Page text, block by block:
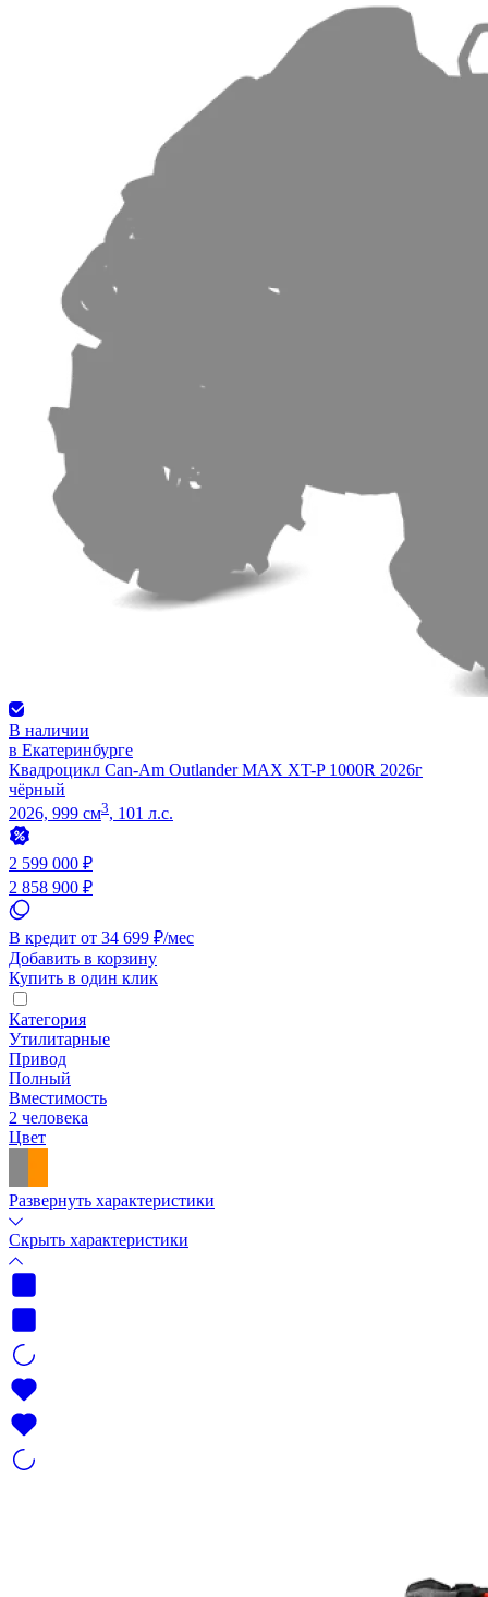
В наличии
в Екатеринбурге
Квадроцикл Can-Am Outlander MAX XT-P 1000R 2026г
чёрный
2026, 999 см3, 101 л.с.
2 599 000 ₽
2 858 900 ₽
В кредит от 34 699 ₽/мес
Добавить в корзину
Купить в один клик
Категория
Утилитарные
Привод
Полный
Вместимость
2 человека
Цвет
Развернуть характеристики
Скрыть характеристики